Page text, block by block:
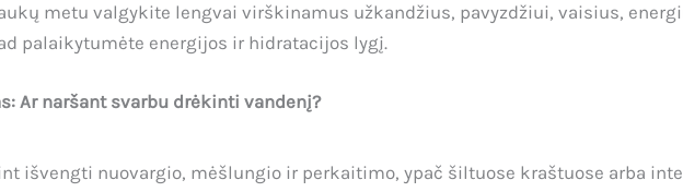
metu valgykite lengvai virškinamus užkandžius, pavyzdžiui, vaisius,
palaikytumėte energijos ir hidratacijos lygį.
Ar naršant svarbu drėkinti vandenį?
išvengti nuovargio, mėšlungio ir perkaitimo, ypač šiltuose kraštuose arba